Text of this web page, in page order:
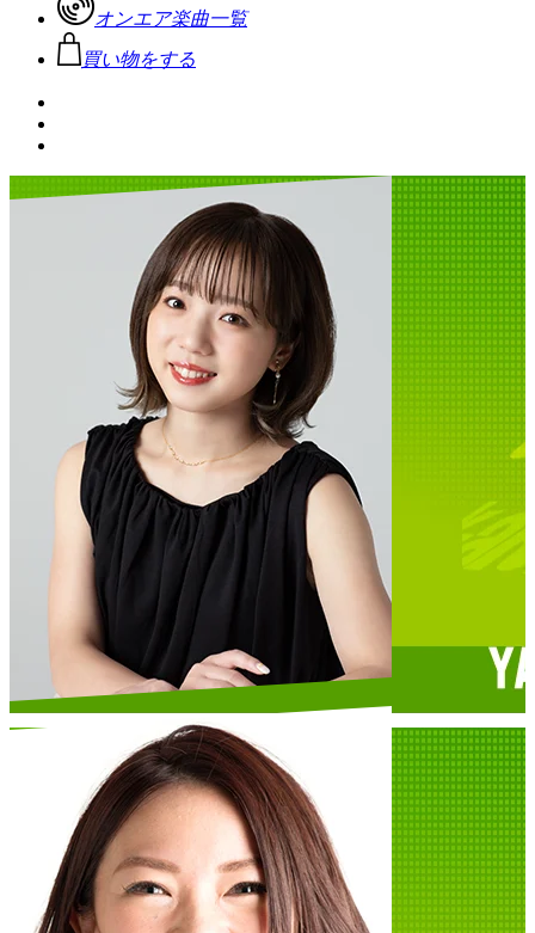
オンエア楽曲一覧
買い物をする